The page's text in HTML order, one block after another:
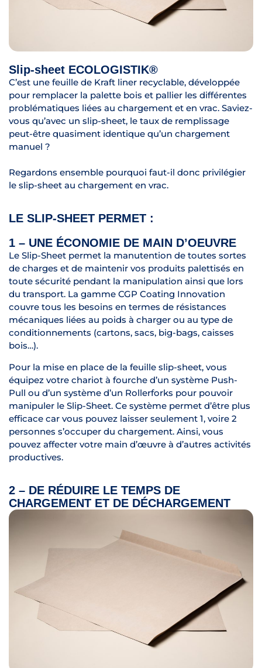
Slip-sheet ECOLOGISTIK®
C’est une feuille de Kraft liner recyclable, développée
pour remplacer la palette bois et pallier les différentes
problématiques liées au chargement et en vrac. Saviez-
vous qu’avec un slip-sheet, le taux de remplissage
peut-être quasiment identique qu’un chargement
manuel ?
Regardons ensemble pourquoi faut-il donc privilégier
le slip-sheet au chargement en vrac.
LE SLIP-SHEET PERMET :
1 – UNE ÉCONOMIE DE MAIN D’OEUVRE
Le Slip-Sheet permet la manutention de toutes sortes
de charges et de maintenir vos produits palettisés en
toute sécurité pendant la manipulation ainsi que lors
du transport. La gamme CGP Coating Innovation
couvre tous les besoins en termes de résistances
mécaniques liées au poids à charger ou au type de
conditionnements (cartons, sacs, big-bags, caisses
bois…).
Pour la mise en place de la feuille slip-sheet, vous
équipez votre chariot à fourche d’un système Push-
Pull ou d’un système d’un Rollerforks pour pouvoir
manipuler le Slip-Sheet. Ce système permet d’être plus
efficace car vous pouvez laisser seulement 1, voire 2
personnes s’occuper du chargement. Ainsi, vous
pouvez affecter votre main d’œuvre à d’autres activités
productives.
2 – DE RÉDUIRE LE TEMPS DE
CHARGEMENT ET DE DÉCHARGEMENT